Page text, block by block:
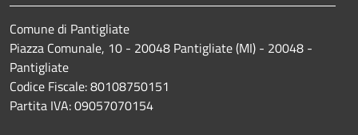
Comune di Pantigliate
Piazza Comunale, 10 - 20048 Pantigliate (MI) - 20048 -
Pantigliate
Codice Fiscale: 80108750151
Partita IVA: 09057070154